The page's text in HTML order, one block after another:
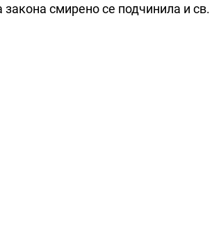
смирено се подчинила и св.